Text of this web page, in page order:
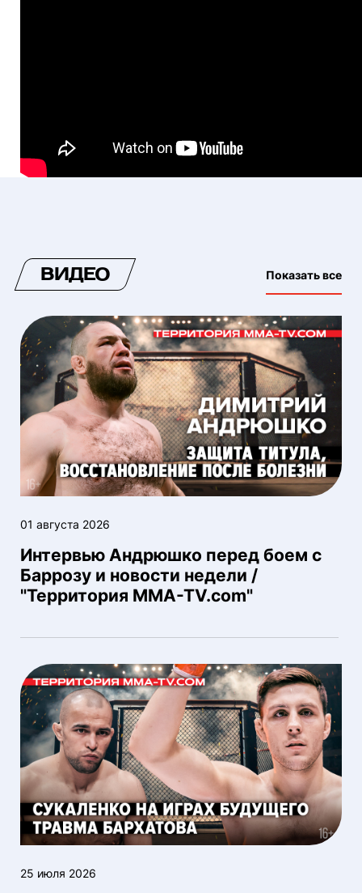
ВИДЕО Показать все
01 августа 2026
Интервью Андрюшко перед боем с
Баррозу и новости недели /
"Территория MMA-TV.com"
25 июля 2026